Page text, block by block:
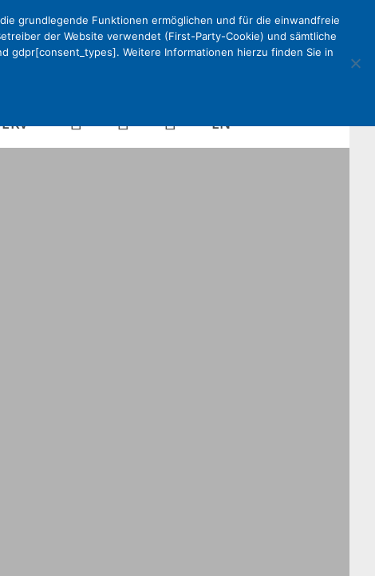
DEKV
EN
grundlegende Funktionen ermöglichen und für die einwandfreie
der Website verwendet (First-Party-Cookie) und sämtliche
gdpr[consent_types]. Weitere Informationen hierzu finden Sie in